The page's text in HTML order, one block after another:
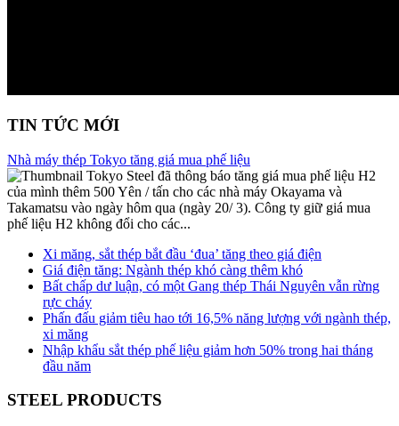
TIN TỨC MỚI
Nhà máy thép Tokyo tăng giá mua phế liệu
Tokyo Steel đã thông báo tăng giá mua phế liệu H2
của mình thêm 500 Yên / tấn cho các nhà máy Okayama và
Takamatsu vào ngày hôm qua (ngày 20/ 3). Công ty giữ giá mua
phế liệu H2 không đổi cho các...
Xi măng, sắt thép bắt đầu ‘đua’ tăng theo giá điện
Giá điện tăng: Ngành thép khó càng thêm khó
Bất chấp dư luận, có một Gang thép Thái Nguyên vẫn rừng
rực cháy
Phấn đấu giảm tiêu hao tới 16,5% năng lượng với ngành thép,
xi măng
Nhập khẩu sắt thép phế liệu giảm hơn 50% trong hai tháng
đầu năm
STEEL PRODUCTS